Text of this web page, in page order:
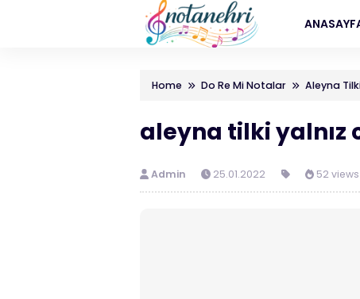
Home Do Re Mi Notalar Aleyna
aleyna tilki yalnız
Admin 25.01.2022 52 views